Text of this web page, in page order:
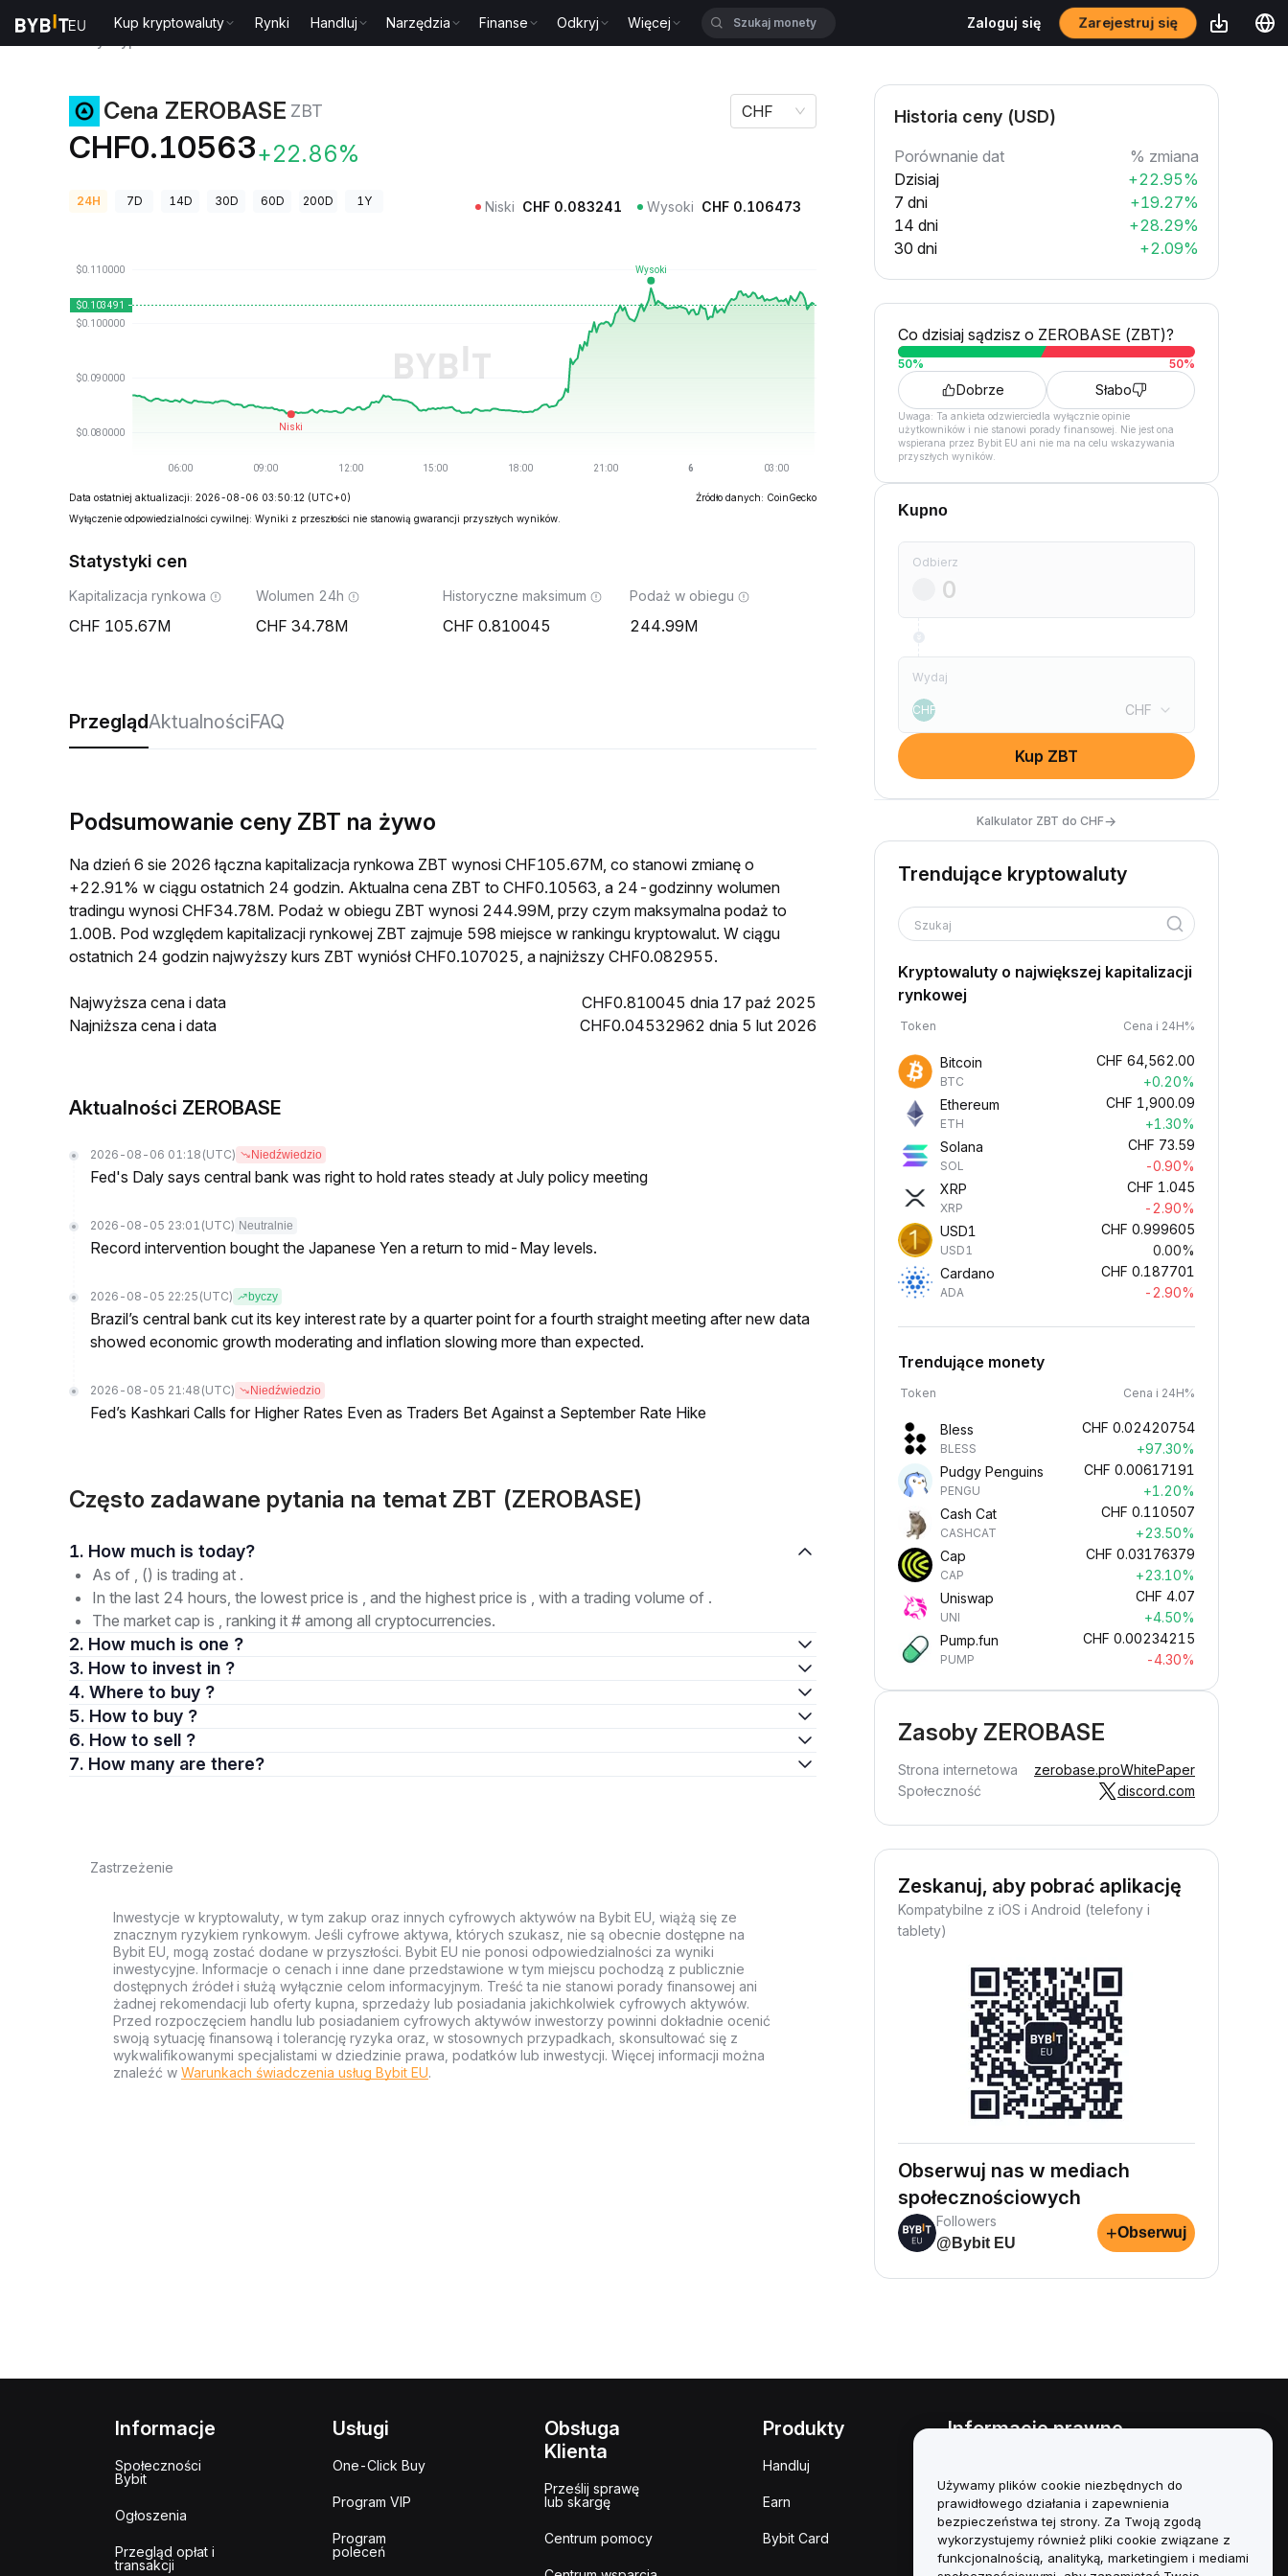
Kup kryptowaluty Rynki Handluj Narzędzia Finanse Odkryj Więcej Zaloguj się Zarejestruj się
Cena ZEROBASE ZBT
CHF0.10563+22.86%
CHF
24H 7D 14D 30D 60D 200D 1Y Niski CHF 0.083241 Wysoki CHF 0.106473
Data ostatniej aktualizacji: 2026-08-06 03:50:12 (UTC+0)
Źródło danych: CoinGecko
Wyłączenie odpowiedzialności cywilnej: Wyniki z przeszłości nie stanowią gwarancji przyszłych wyników.
Statystyki cen
Kapitalizacja rynkowa
105.67M
Wolumen 24h
34.78M
Historyczne maksimum
0.810045
Podaż w obiegu
244.99M
PrzeglądAktualnościFAQ
Podsumowanie ceny ZBT na żywo
Na dzień 6 sie 2026 łączna kapitalizacja rynkowa ZBT wynosi CHF105.67M, co stanowi zmianę o
+22.91% w ciągu ostatnich 24 godzin. Aktualna cena ZBT to CHF0.10563, a 24-godzinny wolumen
tradingu wynosi CHF34.78M. Podaż w obiegu ZBT wynosi 244.99M, przy czym maksymalna podaż to
1.00B. Pod względem kapitalizacji rynkowej ZBT zajmuje 598 miejsce w rankingu kryptowalut. W ciągu
ostatnich 24 godzin najwyższy kurs ZBT wyniósł CHF0.107025, a najniższy CHF0.082955.
Najwyższa cena i data
CHF0.810045 dnia 17 paź 2025
Najniższa cena i data
CHF0.04532962 dnia 5 lut 2026
Aktualności ZEROBASE
2026-08-06 01:18 (UTC) Niedźwiedzio
Fed's Daly says central bank was right to hold rates steady at July policy meeting
2026-08-05 23:01 (UTC) Neutralnie
Record intervention bought the Japanese Yen a return to mid-May levels.
2026-08-05 22:25 (UTC) byczy
Brazil’s central bank cut its key interest rate by a quarter point for a fourth straight meeting after new data
showed economic growth moderating and inflation slowing more than expected.
2026-08-05 21:48 (UTC) Niedźwiedzio
Fed’s Kashkari Calls for Higher Rates Even as Traders Bet Against a September Rate Hike
Często zadawane pytania na temat ZBT (ZEROBASE)
1. How much is today?
As of , () is trading at .
In the last 24 hours, the lowest price is , and the highest price is , with a trading volume of .
The market cap is , ranking it # among all cryptocurrencies.
2. How much is one ?
3. How to invest in ?
4. Where to buy ?
5. How to buy ?
6. How to sell ?
7. How many are there?
Zastrzeżenie
Inwestycje w kryptowaluty, w tym zakup oraz innych cyfrowych aktywów na Bybit EU, wiążą się ze
znacznym ryzykiem rynkowym. Jeśli cyfrowe aktywa, których szukasz, nie są obecnie dostępne na
Bybit EU, mogą zostać dodane w przyszłości. Bybit EU nie ponosi odpowiedzialności za wyniki
inwestycyjne. Informacje o cenach i inne dane przedstawione w tym miejscu pochodzą z publicznie
dostępnych źródeł i służą wyłącznie celom informacyjnym. Treść ta nie stanowi porady finansowej ani
żadnej rekomendacji lub oferty kupna, sprzedaży lub posiadania jakichkolwiek cyfrowych aktywów.
Przed rozpoczęciem handlu lub posiadaniem cyfrowych aktywów inwestorzy powinni dokładnie ocenić
swoją sytuację finansową i tolerancję ryzyka oraz, w stosownych przypadkach, skonsultować się z
wykwalifikowanymi specjalistami w dziedzinie prawa, podatków lub inwestycji. Więcej informacji można
znaleźć w Warunkach świadczenia usług Bybit EU.
Historia ceny (USD)
Porównanie dat
% zmiana
Dzisiaj
+22.95%
7 dni
+19.27%
14 dni
+28.29%
30 dni
+2.09%
Co dzisiaj sądzisz o ZEROBASE (ZBT)?
50% 50%
Dobrze Słabo
Uwaga: Ta ankieta odzwierciedla wyłącznie opinie
użytkowników i nie stanowi porady finansowej. Nie jest ona
wspierana przez Bybit EU ani nie ma na celu wskazywania
przyszłych wyników.
Kupno
Odbierz
Wydaj
CHF CHF
Kup ZBT
Kalkulator ZBT do CHF→
Trendujące kryptowaluty
Szukaj
Kryptowaluty o największej kapitalizacji
rynkowej
Token Cena i 24H%
Bitcoin
BTC
CHF 64,562.00
+0.20%
Ethereum
ETH
CHF 1,900.09
+1.30%
Solana
SOL
CHF 73.59
-0.90%
XRP
XRP
CHF 1.045
-2.90%
USD1
USD1
CHF 0.999605
0.00%
Cardano
ADA
CHF 0.187701
-2.90%
Trendujące monety
Token Cena i 24H%
Bless
BLESS
CHF 0.02420754
+97.30%
Pudgy Penguins
PENGU
CHF 0.00617191
+1.20%
Cash Cat
CASHCAT
CHF 0.110507
+23.50%
Cap
CAP
CHF 0.03176379
+23.10%
Uniswap
UNI
CHF 4.07
+4.50%
Pump.fun
PUMP
CHF 0.00234215
-4.30%
Zasoby ZEROBASE
Strona internetowa zerobase.proWhitePaper
Społeczność
discord.com
Zeskanuj, aby pobrać aplikację
Kompatybilne z iOS i Android (telefony i
tablety)
Obserwuj nas w mediach
społecznościowych
Followers
@Bybit EU
+Obserwuj
Informacje
Społeczności
Bybit
Ogłoszenia
Przegląd opłat i
transakcji
Usługi
One-Click Buy
Program VIP
Program
poleceń
Obsługa
Klienta
Prześlij sprawę
lub skargę
Centrum pomocy
Produkty
Handluj
Earn
Bybit Card
Informacje prawne
interesów
Podsumowanie polityki
powiernictwa i zarządzania
Informacje ESG
Używamy plików cookie niezbędnych do
prawidłowego działania i zapewnienia
bezpieczeństwa tej strony. Za Twoją zgodą
wykorzystujemy również pliki cookie związane z
funkcjonalnością, analityką, marketingiem i mediami